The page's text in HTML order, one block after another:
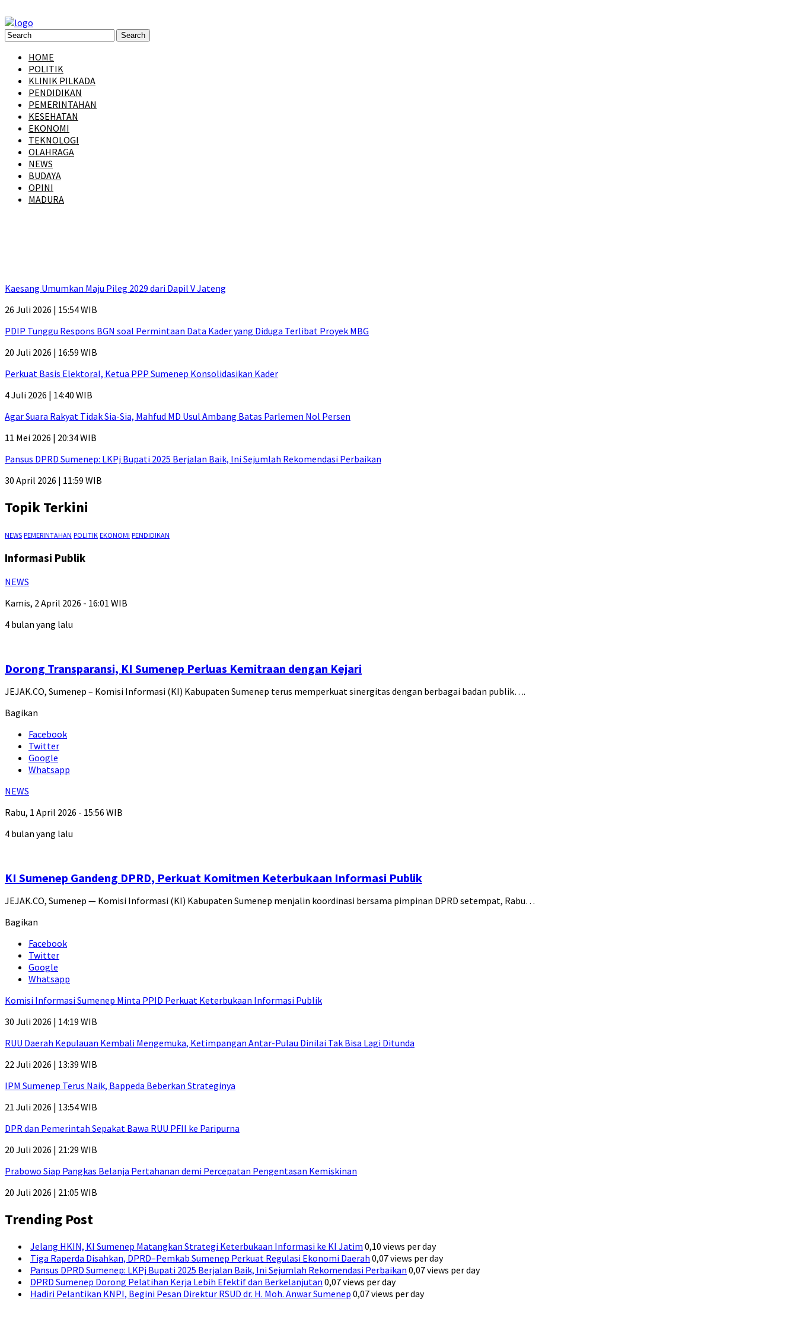
HOME
POLITIK
KLINIK PILKADA
PENDIDIKAN
PEMERINTAHAN
KESEHATAN
EKONOMI
TEKNOLOGI
OLAHRAGA
NEWS
BUDAYA
OPINI
MADURA
Kaesang Umumkan Maju Pileg 2029 dari Dapil V Jateng
26 Juli 2026 | 15:54 WIB
PDIP Tunggu Respons BGN soal Permintaan Data Kader yang Diduga Terlibat Proyek MBG
20 Juli 2026 | 16:59 WIB
Perkuat Basis Elektoral, Ketua PPP Sumenep Konsolidasikan Kader
4 Juli 2026 | 14:40 WIB
Agar Suara Rakyat Tidak Sia-Sia, Mahfud MD Usul Ambang Batas Parlemen Nol Persen
11 Mei 2026 | 20:34 WIB
Pansus DPRD Sumenep: LKPj Bupati 2025 Berjalan Baik, Ini Sejumlah Rekomendasi Perbaikan
30 April 2026 | 11:59 WIB
Topik Terkini
NEWS PEMERINTAHAN POLITIK EKONOMI PENDIDIKAN
Informasi Publik
NEWS
Kamis, 2 April 2026 - 16:01 WIB
4 bulan yang lalu
Dorong Transparansi, KI Sumenep Perluas Kemitraan dengan Kejari
JEJAK.CO, Sumenep – Komisi Informasi (KI) Kabupaten Sumenep terus memperkuat sinergitas dengan berbagai badan publik….
Bagikan
Facebook
Twitter
Google
Whatsapp
NEWS
Rabu, 1 April 2026 - 15:56 WIB
4 bulan yang lalu
KI Sumenep Gandeng DPRD, Perkuat Komitmen Keterbukaan Informasi Publik
JEJAK.CO, Sumenep — Komisi Informasi (KI) Kabupaten Sumenep menjalin koordinasi bersama pimpinan DPRD setempat, Rabu…
Bagikan
Facebook
Twitter
Google
Whatsapp
Komisi Informasi Sumenep Minta PPID Perkuat Keterbukaan Informasi Publik
30 Juli 2026 | 14:19 WIB
RUU Daerah Kepulauan Kembali Mengemuka, Ketimpangan Antar-Pulau Dinilai Tak Bisa Lagi Ditunda
22 Juli 2026 | 13:39 WIB
IPM Sumenep Terus Naik, Bappeda Beberkan Strateginya
21 Juli 2026 | 13:54 WIB
DPR dan Pemerintah Sepakat Bawa RUU PFII ke Paripurna
20 Juli 2026 | 21:29 WIB
Prabowo Siap Pangkas Belanja Pertahanan demi Percepatan Pengentasan Kemiskinan
20 Juli 2026 | 21:05 WIB
Trending Post
Jelang HKIN, KI Sumenep Matangkan Strategi Keterbukaan Informasi ke KI Jatim 0,10 views per day
Tiga Raperda Disahkan, DPRD–Pemkab Sumenep Perkuat Regulasi Ekonomi Daerah 0,07 views per day
Pansus DPRD Sumenep: LKPj Bupati 2025 Berjalan Baik, Ini Sejumlah Rekomendasi Perbaikan 0,07 views per day
DPRD Sumenep Dorong Pelatihan Kerja Lebih Efektif dan Berkelanjutan 0,07 views per day
Hadiri Pelantikan KNPI, Begini Pesan Direktur RSUD dr. H. Moh. Anwar Sumenep 0,07 views per day